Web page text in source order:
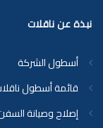
نبذة عن ناقلات
أسطول الشركة
قائمة أسطول
إصلاح وصيانة